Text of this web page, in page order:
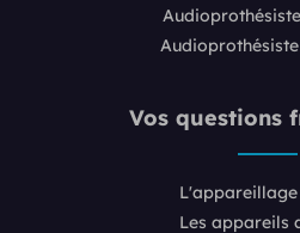
Vos questions
Les appareils